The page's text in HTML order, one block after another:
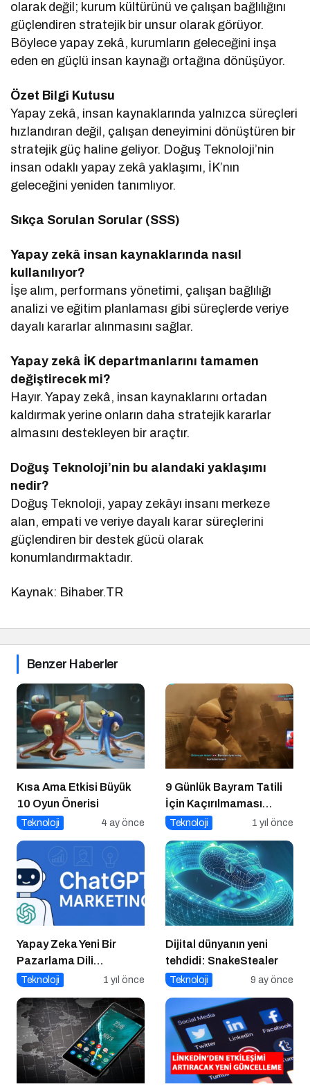
olarak değil; kurum kültürünü ve çalışan bağlılığını
güçlendiren stratejik bir unsur olarak görüyor.
Böylece yapay zekâ, kurumların geleceğini inşa
eden en güçlü insan kaynağı ortağına dönüşüyor.
Özet Bilgi Kutusu
Yapay zekâ, insan kaynaklarında yalnızca süreçleri
hızlandıran değil, çalışan deneyimini dönüştüren bir
stratejik güç haline geliyor. Doğuş Teknoloji’nin
insan odaklı yapay zekâ yaklaşımı, İK’nın
geleceğini yeniden tanımlıyor.
Sıkça Sorulan Sorular (SSS)
Yapay zekâ insan kaynaklarında nasıl
kullanılıyor?
İşe alım, performans yönetimi, çalışan bağlılığı
analizi ve eğitim planlaması gibi süreçlerde veriye
dayalı kararlar alınmasını sağlar.
Yapay zekâ İK departmanlarını tamamen
değiştirecek mi?
Hayır. Yapay zekâ, insan kaynaklarını ortadan
kaldırmak yerine onların daha stratejik kararlar
almasını destekleyen bir araçtır.
Doğuş Teknoloji’nin bu alandaki yaklaşımı
nedir?
Doğuş Teknoloji, yapay zekâyı insanı merkeze
alan, empati ve veriye dayalı karar süreçlerini
güçlendiren bir destek gücü olarak
konumlandırmaktadır.
Kaynak: Bihaber.TR
Benzer Haberler
Kısa Ama Etkisi Büyük
10 Oyun Önerisi
Teknoloji 4 ay önce
9 Günlük Bayram Tatili
İçin Kaçırılmaması
Gereken 8 Oyun
Teknoloji 1 yıl önce
Yapay Zeka Yeni Bir
Pazarlama Dili
Konuşuyor:
Güncellemeleri ve
Markalara Yönelik
Fırsatlar
Teknoloji 1 yıl önce
Dijital dünyanın yeni
tehdidi: SnakeStealer
Teknoloji 9 ay önce